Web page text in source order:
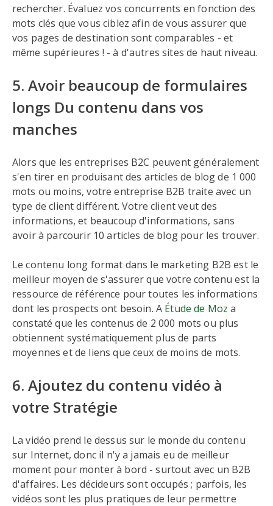
rechercher. Évaluez vos concurrents en fonction des
mots clés que vous ciblez afin de vous assurer que
vos pages de destination sont comparables - et
même supérieures ! - à d'autres sites de haut niveau.
5. Avoir beaucoup de formulaires
longs Du contenu dans vos
manches
Alors que les entreprises B2C peuvent généralement
s'en tirer en produisant des articles de blog de 1 000
mots ou moins, votre entreprise B2B traite avec un
type de client différent. Votre client veut des
informations, et beaucoup d'informations, sans
avoir à parcourir 10 articles de blog pour les trouver.
Le contenu long format dans le marketing B2B est le
meilleur moyen de s'assurer que votre contenu est la
ressource de référence pour toutes les informations
dont les prospects ont besoin. A Étude de Moz a
constaté que les contenus de 2 000 mots ou plus
obtiennent systématiquement plus de parts
moyennes et de liens que ceux de moins de mots.
6. Ajoutez du contenu vidéo à
votre Stratégie
La vidéo prend le dessus sur le monde du contenu
sur Internet, donc il n'y a jamais eu de meilleur
moment pour monter à bord - surtout avec un B2B
d'affaires. Les décideurs sont occupés ; parfois, les
vidéos sont les plus pratiques de leur permettre